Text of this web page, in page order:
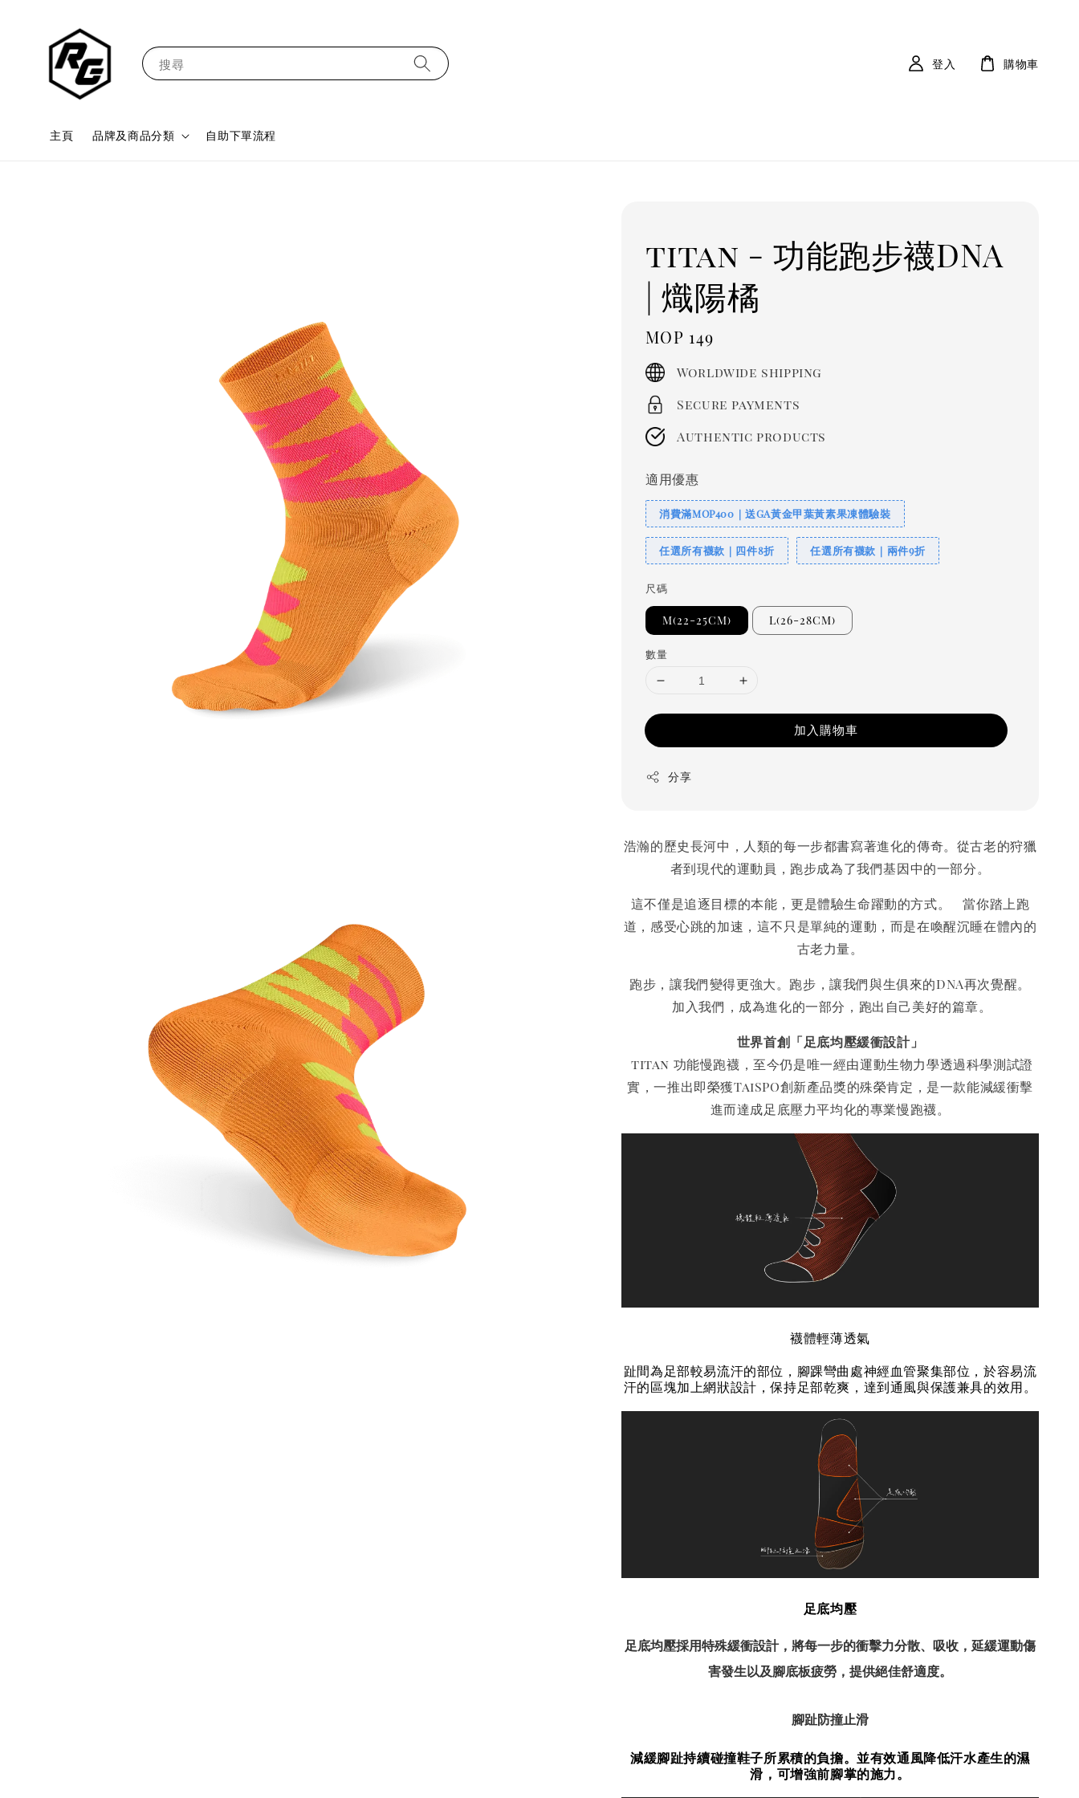
搜尋
主頁 品牌及商品分類 自助下單流程
登入 購物車
titan - 功能跑步襪DNA
| 熾陽橘
Regular
price
MOP 149
Worldwide shipping
Secure payments
Authentic products
適用優惠
消費滿MOP400｜送GA黃金甲葉黃素果凍體驗裝
任選所有襪款｜四件8折 任選所有襪款｜兩件9折
尺碼
M(22-25CM) L(26-28CM)
數量
加入購物車
分享
浩瀚的歷史長河中，人類的每一步都書寫著進化的傳奇。從古老的狩獵
者到現代的運動員，跑步成為了我們基因中的一部分。
這不僅是追逐目標的本能，更是體驗生命躍動的方式。 當你踏上跑
道，感受心跳的加速，這不只是單純的運動，而是在喚醒沉睡在體內的
古老力量。
跑步，讓我們變得更強大。跑步，讓我們與生俱來的DNA再次覺醒。
加入我們，成為進化的一部分，跑出自己美好的篇章。
世界首創「足底均壓緩衝設計」
titan 功能慢跑襪，至今仍是唯一經由運動生物力學透過科學測試證
實，一推出即榮獲TaiSPO創新產品獎的殊榮肯定，是一款能減緩衝擊
進而達成足底壓力平均化的專業慢跑襪。
襪體輕薄透氣
趾間為足部較易流汗的部位，腳踝彎曲處神經血管聚集部位，於容易流
汗的區塊加上網狀設計，保持足部乾爽，達到通風與保護兼具的效用。
足底均壓
足底均壓採用特殊緩衝設計，將每一步的衝擊力分散、吸收，延緩運動傷
害發生以及腳底板疲勞，提供絕佳舒適度。
腳趾防撞止滑
減緩腳趾持續碰撞鞋子所累積的負擔。並有效通風降低汗水產生的濕
滑，可增強前腳掌的施力。